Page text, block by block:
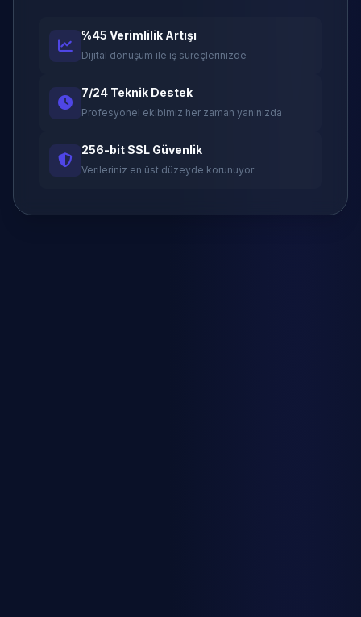
%45 Verimlilik Artışı
Dijital dönüşüm ile iş süreçlerinizde
7/24 Teknik Destek
Profesyonel ekibimiz her zaman yanınızda
256-bit SSL Güvenlik
Verileriniz en üst düzeyde korunuyor